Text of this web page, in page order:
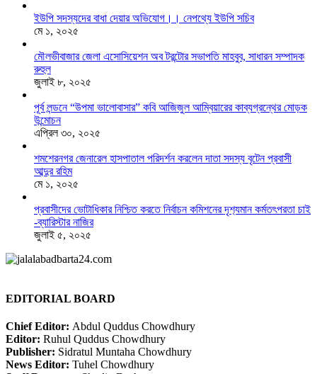
ইউপি সদস্যদের বাধা দেয়ার অভিযোগ।। নেপথ্যে ইউপি সচিব
মে ১, ২০২৫
মৌলভীবাজার জেলা এসোসিয়েশন অব টরন্টোর সভাপতি মাহবুব, সাধারন সম্পাদক
রুহুল
জুলাই ৮, ২০২৫
পূর্ব লন্ডনে “উপমা ভালোবাসার” কবি আজিজুল আম্বিয়ারের কাব্যগ্রন্থের মোড়ক
উন্মোচন
এপ্রিল ৩০, ২০২৫
শমশেরনগর জেনারেল হাসপাতাল পরিদর্শন করলেন দাতা সদস্য বৃটেন প্রবাসী
আব্দুর রহিম
মে ১, ২০২৫
প্রবাসীদের ভোটাধিকার নিশ্চিত করতে নির্বাচন কমিশনের দৃশ‍্যমান কর্মতৎপরতা চাই
-ব্যারিস্টার নাজির
জুলাই ৫, ২০২৫
EDITORIAL BOARD
Chief Editor: Abdul Quddus Chowdhury
Editor: Ruhul Quddus Chowdhury
Publisher: Sidratul Muntaha Chowdhury
News Editor: Tuhel Chowdhury